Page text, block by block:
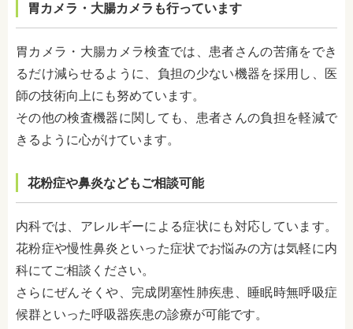
胃カメラ・大腸カメラも行っています
胃カメラ・大腸カメラ検査では、患者さんの苦痛をでき
るだけ減らせるように、負担の少ない機器を採用し、医
師の技術向上にも努めています。
その他の検査機器に関しても、患者さんの負担を軽減で
きるように心がけています。
花粉症や鼻炎などもご相談可能
内科では、アレルギーによる症状にも対応しています。
花粉症や慢性鼻炎といった症状でお悩みの方は気軽に内
科にてご相談ください。
さらにぜんそくや、完成閉塞性肺疾患、睡眠時無呼吸症
候群といった呼吸器疾患の診療が可能です。